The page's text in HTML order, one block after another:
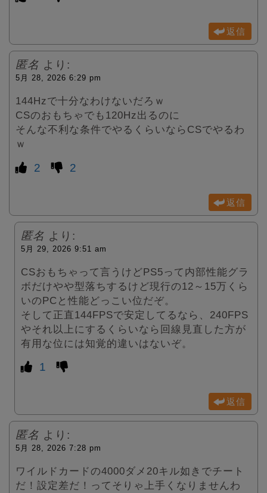
返信
匿名 より:
5月 28, 2026 6:29 pm
144Hzで十分なわけないだろｗ
CSのおもちゃでも120Hz出るのに
そんな不利な条件でやるくらいならCSでやるわ
ｗ
2 2
返信
匿名 より:
5月 29, 2026 9:51 am
CSおもちゃって言うけどPS5って内部性能グラ
ボだけやや型落ちするけど現行の12～15万くら
いのPCと性能どっこい位だぞ。
そして正直144FPSで安定してるなら、240FPS
やそれ以上にするくらいなら回線見直した方が
有用な位には知覚的違いはないぞ。
1
返信
匿名 より:
5月 28, 2026 7:28 pm
ワイルドカードの4000ダメ20キル如きでチート
だ！設定差だ！ってそりゃ上手くなりませんわ